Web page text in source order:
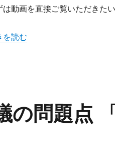
は動画を直接ご覧いただきた
起こし全文【Youtube】小
を読む
の問題点